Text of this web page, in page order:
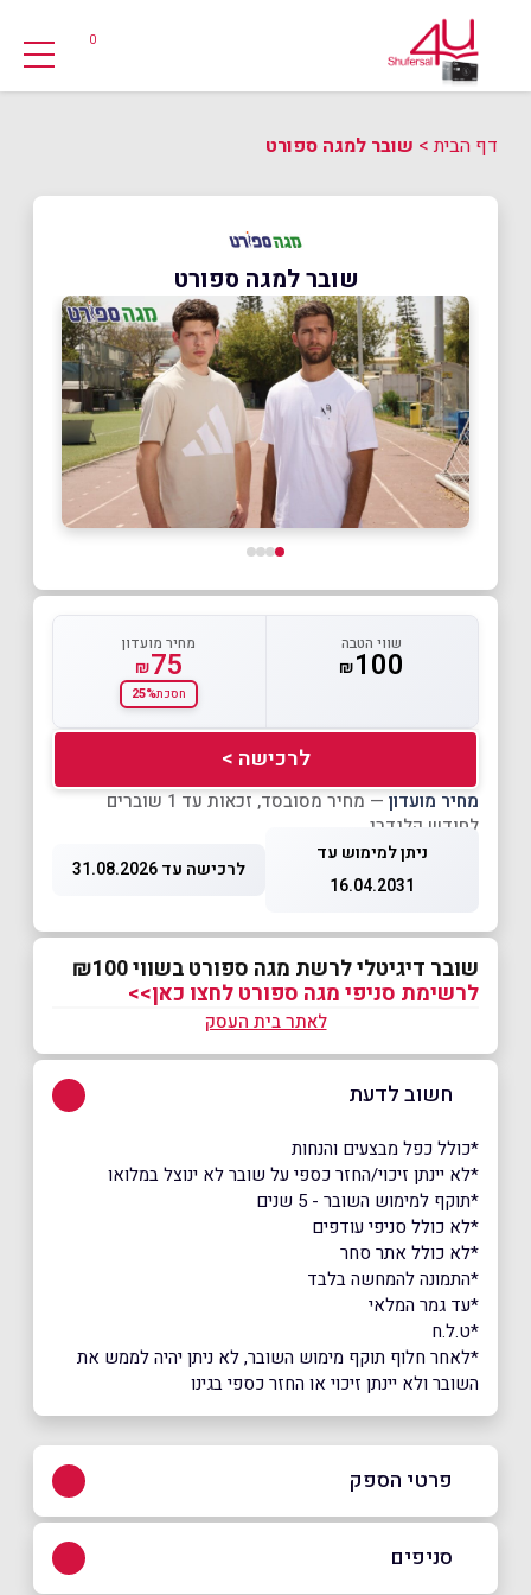
0
דף הבית> שובר למגה ספורט
שובר למגה ספורט
שווי הטבה
₪100
מחיר מועדון
₪75
חסכת25%
לרכישה >
מחיר מועדון
— מחיר מסובסד, זכאות עד 1 שוברים
לחודש קלנדרי
ניתן למימוש עד
16.04.2031
לרכישה עד 31.08.2026
שובר דיגיטלי לרשת מגה ספורט בשווי ₪100
לרשימת סניפי מגה ספורט לחצו כאן>>
לאתר בית העסק
חשוב לדעת
*כולל כפל מבצעים והנחות
*לא יינתן זיכוי/החזר כספי על שובר לא ינוצל במלואו
*תוקף למימוש השובר - 5 שנים
*לא כולל סניפי עודפים
*לא כולל אתר סחר
*התמונה להמחשה בלבד
*עד גמר המלאי
*ט.ל.ח
*לאחר חלוף תוקף מימוש השובר, לא ניתן יהיה לממש את
השובר ולא יינתן זיכוי או החזר כספי בגינו
פרטי הספק
סניפים